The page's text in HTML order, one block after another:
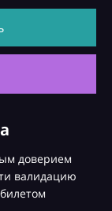
доверием
валидацию